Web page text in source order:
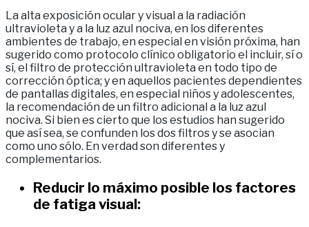
La alta exposición ocular y visual a la radiación
ultravioleta y a la luz azul nociva, en los diferentes
ambientes de trabajo, en especial en visión próxima, han
sugerido como protocolo clínico obligatorio el incluir, sí o
sí, el filtro de protección ultravioleta en todo tipo de
corrección óptica; y en aquellos pacientes dependientes
de pantallas digitales, en especial niños y adolescentes,
la recomendación de un filtro adicional a la luz azul
nociva. Si bien es cierto que los estudios han sugerido
que así sea, se confunden los dos filtros y se asocian
como uno sólo. En verdad son diferentes y
complementarios.
Reducir lo máximo posible los factores
de fatiga visual: